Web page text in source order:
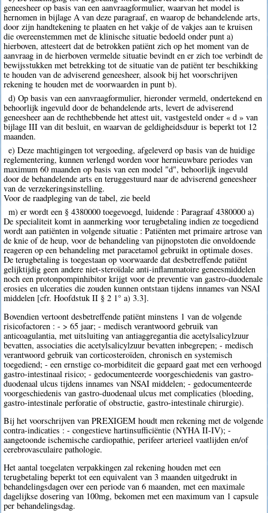
geneesheer op basis van een aanvraagformulier, waarvan het model is
hernomen in bijlage A van deze paragraaf, en waarop de behandelende arts,
door zijn handtekening te plaaten en het vakje of de vakjes aan te kruisen
die overeenstemmen met de klinische situatie bedoeld onder punt a)
hierboven, attesteert dat de betrokken patiënt zich op het moment van de
aanvraag in de hierboven vermelde situatie bevindt en er zich toe verbindt de
bewijsstukken met betrekking tot de situatie van de patiënt ter beschikking
te houden van de adviserend geneesheer, alsook bij het voorschrijven
rekening te houden met de voorwaarden in punt b).
d) Op basis van een aanvraagformulier, hieronder vermeld, ondertekend en
behoorlijk ingevuld door de behandelende arts, levert de adviserend
geneesheer aan de rechthebbende het attest uit, vastgesteld onder « d » van
bijlage III van dit besluit, en waarvan de geldigheidsduur is beperkt tot 12
maanden.
e) Deze machtigingen tot vergoeding, afgeleverd op basis van de huidige
reglementering, kunnen verlengd worden voor hernieuwbare periodes van
maximum 60 maanden op basis van een model "d", behoorlijk ingevuld
door de behandelende arts en teruggestuurd naar de adviserend geneesheer
van de verzekeringsinstelling.
Voor de raadpleging van de tabel, zie beeld
m) er wordt een § 4380000 toegevoegd, luidende : Paragraaf 4380000 a)
De specialiteit komt in aanmerking voor terugbetaling indien ze toegediend
wordt aan patiënten in volgende situatie : Patiënten met primaire artrose van
de knie of de heup, voor de behandeling van pijnopstoten die onvoldoende
reageren op een behandeling met paracetamol gebruikt in optimale doses.
De terugbetaling is toegestaan op voorwaarde dat desbetreffende patiënt
gelijktijdig geen andere niet-steroïdale anti-inflammatoire geneesmiddelen
noch een protonpompinhibitor krijgt voor de preventie van gastro-duodenale
erosies en ulceraties die zouden kunnen ontstaan tijdens innames van NSAI
middelen [cfr. Hoofdstuk II § 2 1° a) 3.3].
Bovendien vertoont desbetreffende patiënt minstens 1 van de volgende
risicofactoren : - > 65 jaar; - medisch verantwoord gebruik van
anticoagulantia, met uitsluiting van antiaggregantia die acetylsalicylzuur
bevatten, associaties die acetylsalicylzuur bevatten inbegrepen; - medisch
verantwoord gebruik van corticosteroïden, chronisch en systemisch
toegediend; - een ernstige co-morbiditeit die gepaard gaat met een verhoogd
gastro-intestinaal risico; - gedocumenteerde voorgeschiedenis van gastro-
duodenaal ulcus tijdens innames van NSAI middelen; - gedocumenteerde
voorgeschiedenis van gastro-duodenaal ulcus met complicaties (bloeding,
gastro-intestinale perforatie of obstructie, gastro-intestinale chirurgie).
Bij het voorschrijven van PREXIGEM houdt men rekening met de volgende
contra-indicaties : - congestieve hartinsufficiëntie (NYHA II-IV); -
aangetoonde ischemische cardiopathie, perifeer arterieel vaatlijden en/of
cerebrovasculaire pathologie.
Het aantal toegelaten verpakkingen zal rekening houden met een
terugbetaling beperkt tot een equivalent van 3 maanden uitgedrukt in
behandelingsdagen over een periode van 6 maanden, met een maximale
dagelijkse dosering van 100mg, bekomen met een maximum van 1 capsule
per behandelingsdag.